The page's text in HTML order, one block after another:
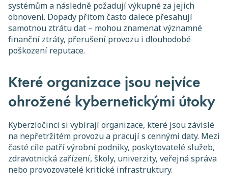
systémům a následně požadují výkupné za jejich
obnovení. Dopady přitom často dalece přesahují
samotnou ztrátu dat – mohou znamenat významné
finanční ztráty, přerušení provozu i dlouhodobé
poškození reputace.
Které organizace jsou nejvíce
ohrožené kybernetickými útoky
Kyberzločinci si vybírají organizace, které jsou závislé
na nepřetržitém provozu a pracují s cennými daty. Mezi
časté cíle patří výrobní podniky, poskytovatelé služeb,
zdravotnická zařízení, školy, univerzity, veřejná správa
nebo provozovatelé kritické infrastruktury.